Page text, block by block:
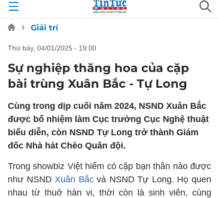
Giải trí
thứ bảy, 04/01/2025 - 19:00
Sự nghiệp thăng hoa của cặp
bài trùng Xuân Bắc - Tự Long
Cùng trong dịp cuối năm 2024, NSND Xuân Bắc
được bổ nhiệm làm Cục trưởng Cục Nghệ thuật
biểu diễn, còn NSND Tự Long trở thành Giám
đốc Nhà hát Chèo Quân đội.
Trong showbiz Việt hiếm có cặp bạn thân nào được
như NSNDXuân Bắcvà NSND Tự Long. Họ quen
nhau từ thuở hàn vi, thời còn là sinh viên, cùng